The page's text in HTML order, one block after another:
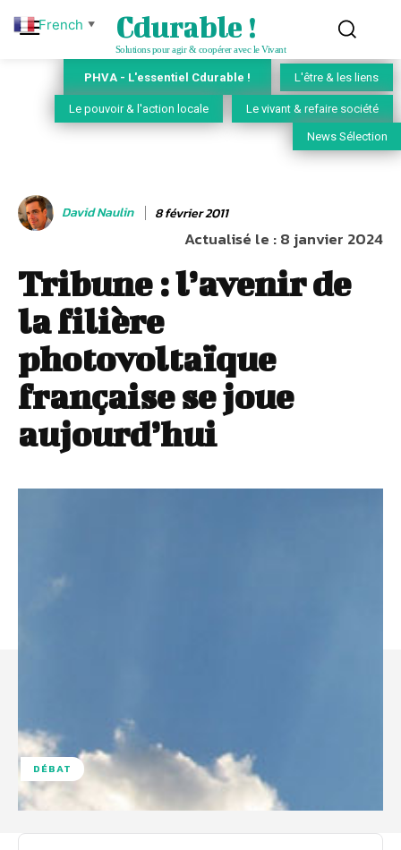
Cdurable !
Solutions pour agir & coopérer avec le Vivant
PHVA - L'essentiel Cdurable ! L'être & les liens
Le pouvoir & l'action locale Le vivant & refaire société
News Sélection
David Naulin 8 février 2011
Actualisé le :8 janvier 2024
Tribune : l’avenir de
la filière
photovoltaïque
française se joue
aujourd’hui
DÉBAT
French ▼